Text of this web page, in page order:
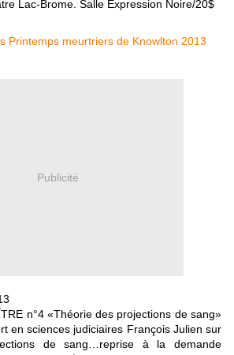
Lac-Brome. Salle Expression Noire/20$
Publicité
n°4 «Théorie des projections de sang»
en sciences judiciaires François Julien sur
de sang…reprise à la demande